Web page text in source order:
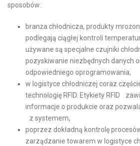
sposobów:
branża chłodnicza, produkty
podlegają ciągłej kontroli
używane są specjalne czujniki
pozyskiwanie niezbędnych danych
odpowiedniego oprogramowania,
w logistyce chłodniczej coraz
technologię RFID. Etykiety RFID
informacje o produkcie oraz
z systemem,
poprzez dokładną kontrolę
zarządzanie towarem w logistyce